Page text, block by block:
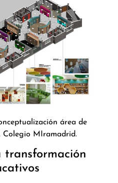
área de
Colegio MIramadrid.
transformación